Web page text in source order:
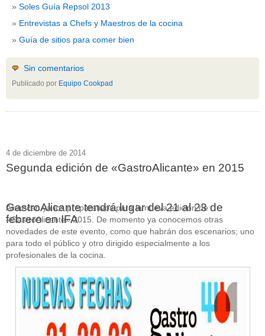
Soles Guía Repsol 2013
Entrevistas a Chefs y Maestros de la cocina
Guía de sitios para comer bien
Sin comentarios
Publicado por Equipo Cookpad
4 de diciembre de 2014
Segunda edición de «GastroAlicante» en 2015
GastroAlicante tendrá lugar del 21 al 23 de
febrero en IFA
Arrancan ya los preparativos para la nueva edición de
«GastroAlicante» 2015. De momento ya conocemos otras
novedades de este evento, como que habrán dos escenarios; uno
para todo el público y otro dirigido especialmente a los
profesionales de la cocina.